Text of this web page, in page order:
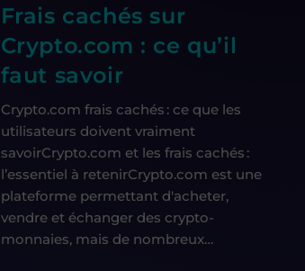
Frais cachés sur
Crypto.com : ce qu’il
faut savoir
Crypto.com frais cachés : ce que les
utilisateurs doivent vraiment
savoirCrypto.com et les frais cachés :
l’essentiel à retenirCrypto.com est une
plateforme permettant d'acheter,
vendre et échanger des crypto-
monnaies, mais de nombreux…